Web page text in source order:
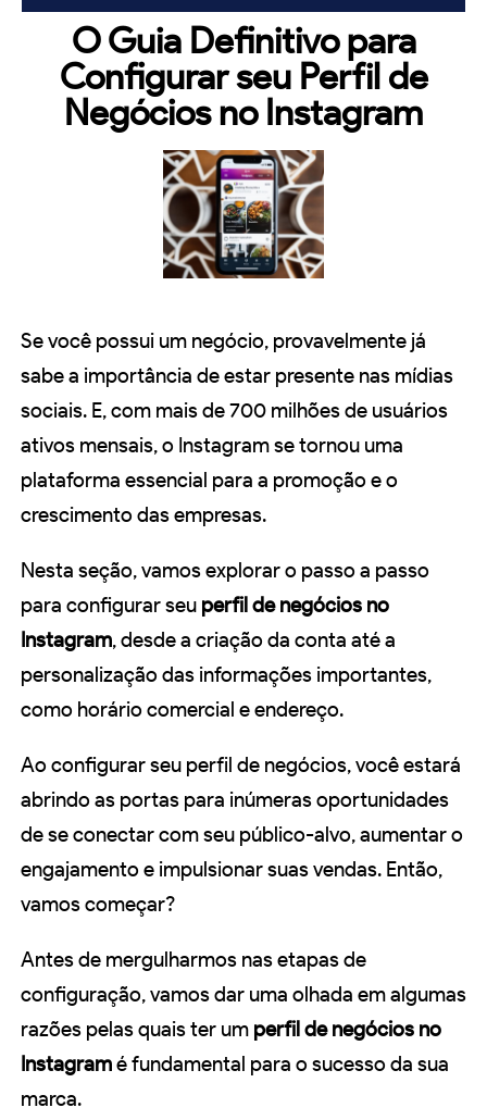
O Guia Definitivo para
Configurar seu Perfil de
Negócios no Instagram
Se você possui um negócio, provavelmente já
sabe a importância de estar presente nas mídias
sociais. E, com mais de 700 milhões de usuários
ativos mensais, o Instagram se tornou uma
plataforma essencial para a promoção e o
crescimento das empresas.
Nesta seção, vamos explorar o passo a passo
para configurar seu perfil de negócios no
Instagram, desde a criação da conta até a
personalização das informações importantes,
como horário comercial e endereço.
Ao configurar seu perfil de negócios, você estará
abrindo as portas para inúmeras oportunidades
de se conectar com seu público-alvo, aumentar o
engajamento e impulsionar suas vendas. Então,
vamos começar?
Antes de mergulharmos nas etapas de
configuração, vamos dar uma olhada em algumas
razões pelas quais ter um perfil de negócios no
Instagramé fundamental para o sucesso da sua
marca.